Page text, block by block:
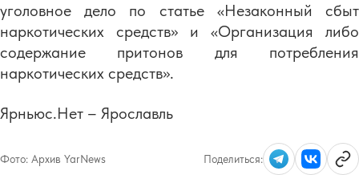
уголовное дело по статье «Незаконный сбыт
наркотических средств» и «Организация либо
содержание притонов для потребления
наркотических средств».
Ярньюс.Нет – Ярославль
Фото: Архив YarNews Поделиться: